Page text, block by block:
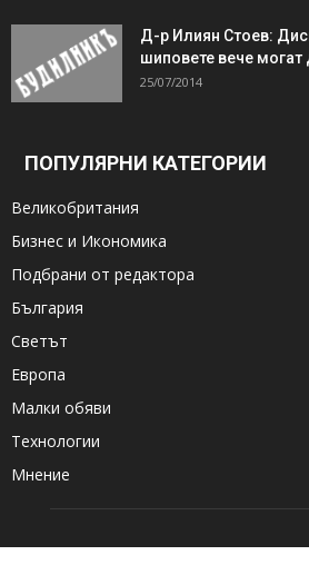
Д-р Илиян Стоев:
шиповете вече могат
25/07/2014
ПОПУЛЯРНИ КАТЕГОРИИ
Великобритания
Бизнес и Икономика
Подбрани от редактора
България
Светът
Европа
Малки обяви
Технологии
Мнение